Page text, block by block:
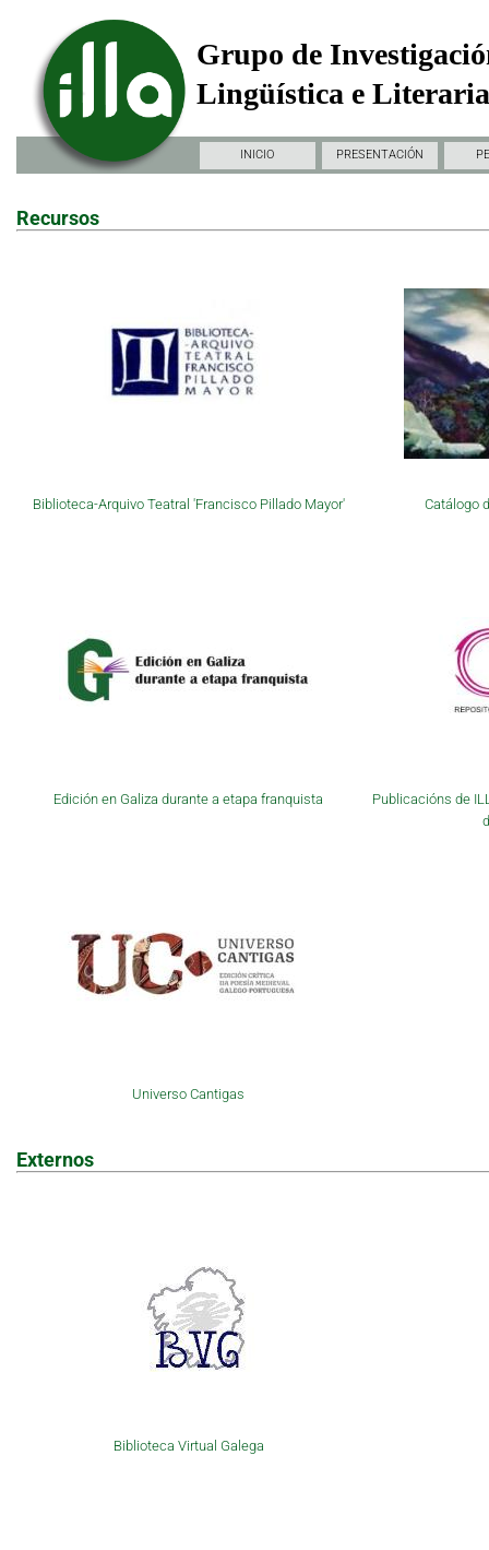
Grupo de
Lingüística e
INICIO PRESENTACIÓN
Recursos
Biblioteca-Arquivo Teatral 'Francisco Pillado Mayor' Catálogo
Edición en Galiza durante a etapa franquista
Publicacións de
Universo Cantigas
Externos
Biblioteca Virtual Galega